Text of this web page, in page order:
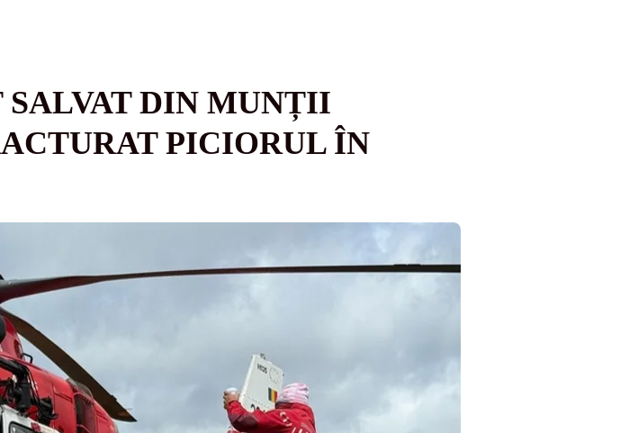
SALVAT DIN MUNȚII
PICIORUL ÎN